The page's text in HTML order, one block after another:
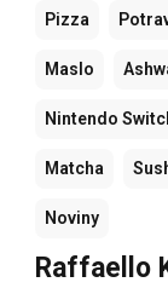
Pizza
Maslo
Nintendo
Matcha
Noviny
Raffaello